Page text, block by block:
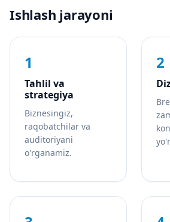
Ishlash jarayoni
1
Tahlil va
strategiya
Biznesingiz,
raqobatchilar va
auditoriyani
o'rganamiz.
2